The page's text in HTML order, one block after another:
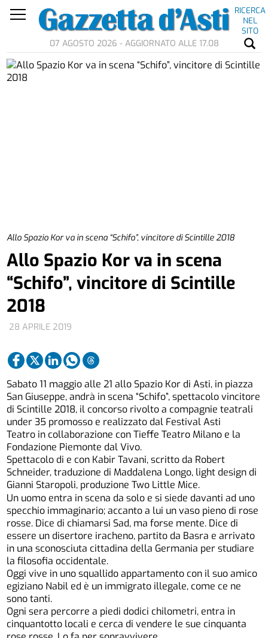
RICERCA
NEL
SITO
07 AGOSTO 2026 - AGGIORNATO ALLE 17.08
Allo Spazio Kor va in scena “Schifo”, vincitore di Scintille 2018
28 APRILE 2019
Allo Spazio Kor va in scena
“Schifo”, vincitore di Scintille
2018
Sabato 11 maggio alle 21 allo Spazio Kor di Asti, in piazza
San Giuseppe, andrà in scena “Schifo”, spettacolo vincitore
di Scintille 2018, il concorso rivolto a compagnie teatrali
under 35 promosso e realizzato dal Festival Asti
Teatro in collaborazione con Tieffe Teatro Milano e la
Fondazione Piemonte dal Vivo.
Spettacolo di e con Kabir Tavani, scritto da Robert
Schneider, traduzione di Maddalena Longo, light design di
Gianni Staropoli, produzione Two Little Mice.
Un uomo entra in scena da solo e si siede davanti ad uno
specchio immaginario; accanto a lui un vaso pieno di rose
rosse. Dice di chiamarsi Sad, ma forse mente. Dice di
essere un disertore iracheno, partito da Basra e arrivato
in una sconosciuta cittadina della Germania per studiare
la filosofia occidentale.
Oggi vive in uno squallido appartamento con il suo amico
egiziano Nabil ed è un immigrato illegale, come ce ne
sono tanti.
Ogni sera percorre a piedi dodici chilometri, entra in
cinquantotto locali e cerca di vendere le sue cinquanta